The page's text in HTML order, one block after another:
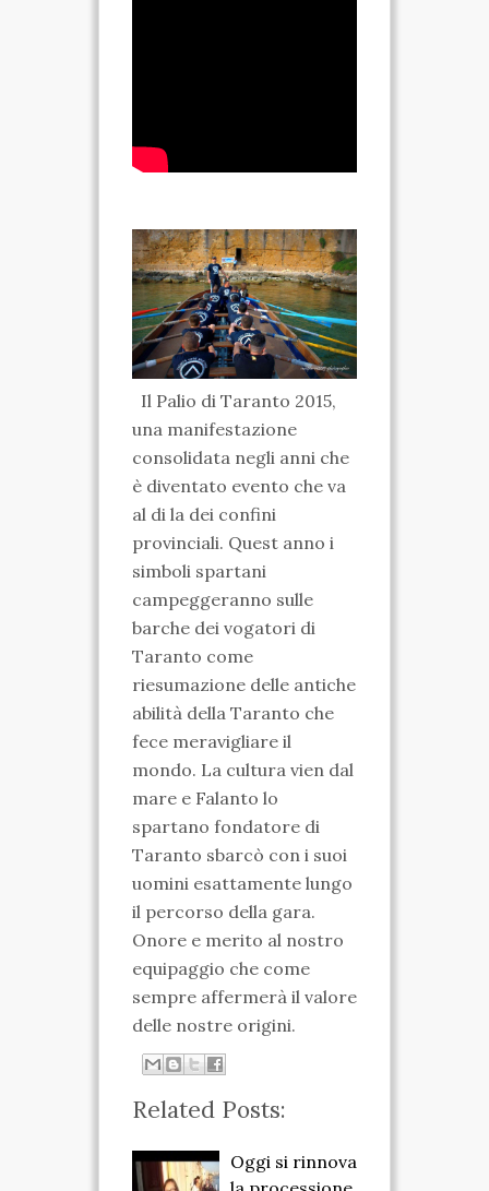
MUSEO IPOGEO
VISITE ED ESCURSIONI
RICONOSCIMENTI
TARANTO SPARTANA
Il Palio di Taranto 2015,
una manifestazione
consolidata negli anni che
è diventato evento che va
al di la dei confini
provinciali. Quest anno i
simboli spartani
campeggeranno sulle
barche dei vogatori di
Taranto come
riesumazione delle antiche
abilità della Taranto che
fece meravigliare il
mondo. La cultura vien dal
mare e Falanto lo
spartano fondatore di
Taranto sbarcò con i suoi
uomini esattamente lungo
il percorso della gara.
Onore e merito al nostro
equipaggio che come
sempre affermerà il valore
delle nostre origini.
Related Posts:
Oggi si rinnova